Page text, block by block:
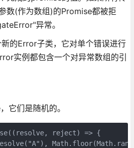
数(作为数组)的Promise都被拒
异常。
的Error子类，它对单个错误进行
实例都包含一个对异常数组的引
它们是随机的。
reject) => {